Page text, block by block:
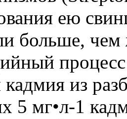
ею
больше,
кадмия из
5 мг•л-1